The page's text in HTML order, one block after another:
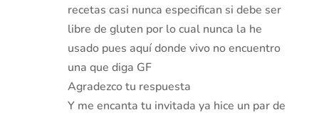
recetas casi nunca especifican si debe ser
libre de gluten por lo cual nunca la he
usado pues aquí donde vivo no encuentro
una que diga GF
Agradezco tu respuesta
Y me encanta tu invitada ya hice un par de